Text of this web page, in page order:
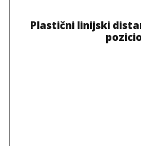
Plastični linijski